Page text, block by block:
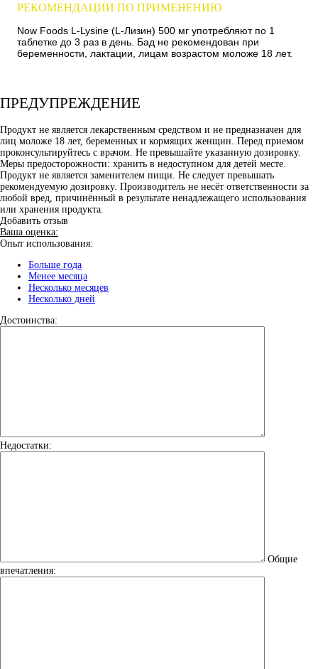
РЕКОМЕНДАЦИИ ПО ПРИМЕНЕНИЮ
Now Foods L-Lysine (L-Лизин) 500 мг употребляют по 1
таблетке до 3 раз в день. Бад не рекомендован при
беременности, лактации, лицам возрастом моложе 18 лет.
ПРЕДУПРЕЖДЕНИЕ
Продукт не является лекарственным средством и не предназначен для
лиц моложе 18 лет, беременных и кормящих женщин. Перед приемом
проконсультируйтесь с врачом. Не превышайте указанную дозировку.
Меры предосторожности: хранить в недоступном для детей месте.
Продукт не является заменителем пищи. Не следует превышать
рекомендуемую дозировку. Производитель не несёт ответственности за
любой вред, причинённый в результате ненадлежащего использования
или хранения продукта.
Добавить отзыв
Ваша оценка:
Опыт использования:
Больше года
Менее месяца
Несколько месяцев
Несколько дней
Достоинства:
Недостатки:
Общие
впечатления: